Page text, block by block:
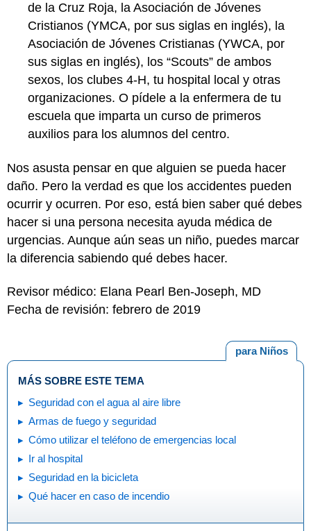
de la Cruz Roja, la Asociación de Jóvenes
Cristianos (YMCA, por sus siglas en inglés), la
Asociación de Jóvenes Cristianas (YWCA, por
sus siglas en inglés), los “Scouts” de ambos
sexos, los clubes 4-H, tu hospital local y otras
organizaciones. O pídele a la enfermera de tu
escuela que imparta un curso de primeros
auxilios para los alumnos del centro.
Nos asusta pensar en que alguien se pueda hacer
daño. Pero la verdad es que los accidentes pueden
ocurrir y ocurren. Por eso, está bien saber qué debes
hacer si una persona necesita ayuda médica de
urgencias. Aunque aún seas un niño, puedes marcar
la diferencia sabiendo qué debes hacer.
Revisor médico: Elana Pearl Ben-Joseph, MD
Fecha de revisión: febrero de 2019
para Niños
MÁS SOBRE ESTE TEMA
Seguridad con el agua al aire libre
Armas de fuego y seguridad
Cómo utilizar el teléfono de emergencias local
Ir al hospital
Seguridad en la bicicleta
Qué hacer en caso de incendio